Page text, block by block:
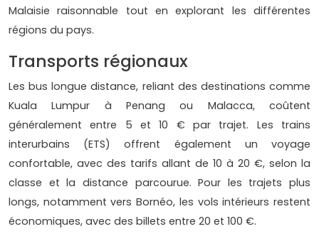
Malaisie raisonnable tout en explorant les différentes
régions du pays.
Transports régionaux
Les bus longue distance, reliant des destinations comme
Kuala Lumpur à Penang ou Malacca, coûtent
généralement entre 5 et 10 € par trajet. Les trains
interurbains (ETS) offrent également un voyage
confortable, avec des tarifs allant de 10 à 20 €, selon la
classe et la distance parcourue. Pour les trajets plus
longs, notamment vers Bornéo, les vols intérieurs restent
économiques, avec des billets entre 20 et 100 €.